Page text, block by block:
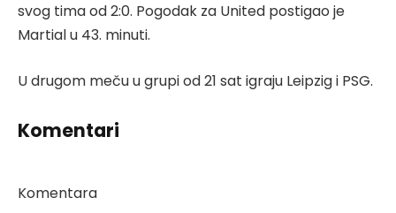
svog tima od 2:0. Pogodak za United postigao je
Martial u 43. minuti.
U drugom meču u grupi od 21 sat igraju Leipzig i PSG.
Komentari
Komentara